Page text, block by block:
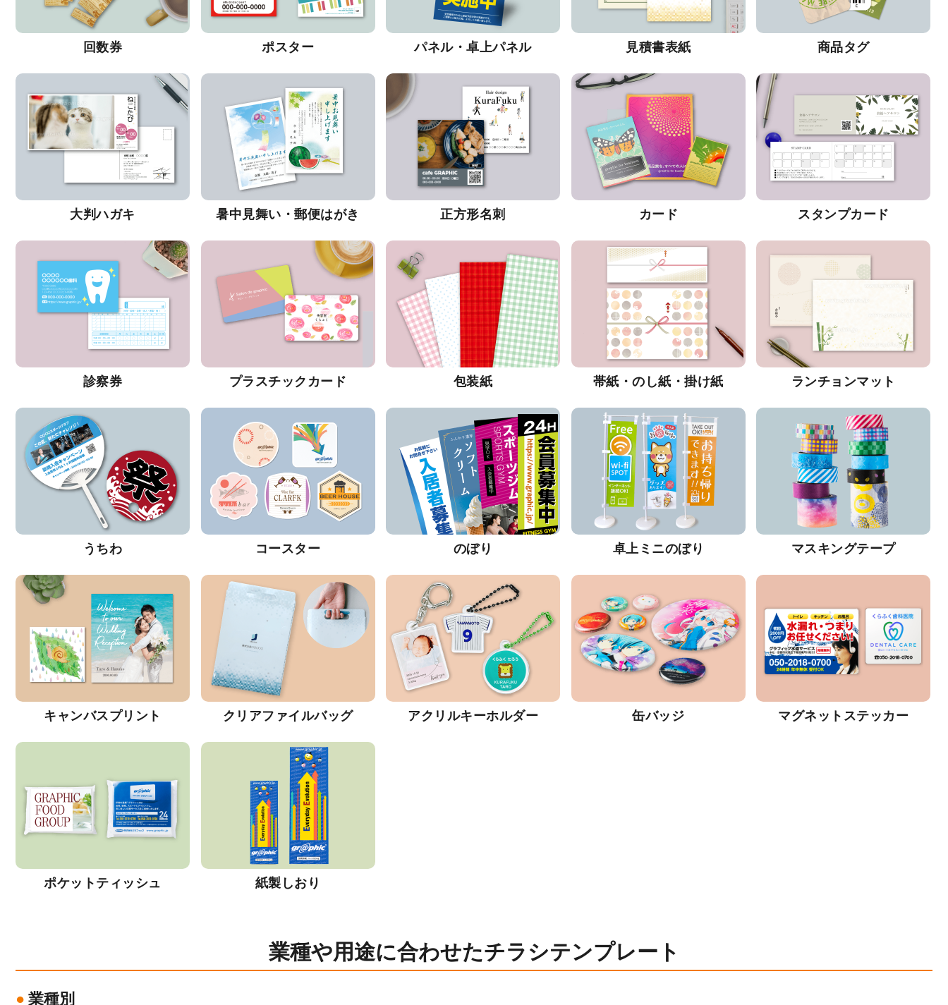
回数券 ポスター パネル・卓上パネル 見積書表紙 商品タグ
大判ハガキ 暑中見舞い・郵便はがき 正方形名刺 カード スタンプカード
診察券 プラスチックカード 包装紙 帯紙・のし紙・掛け紙 ランチョンマット
うちわ コースター のぼり 卓上ミニのぼり マスキングテープ
キャンバスプリント クリアファイルバッグ アクリルキーホルダー 缶バッジ マグネットステッカー
ポケットティッシュ 紙製しおり
業種や用途に合わせたチラシテンプレート
業種別